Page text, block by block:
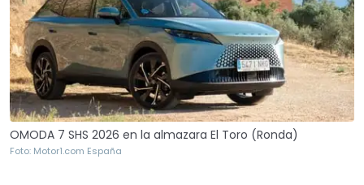
OMODA 7 SHS 2026 en la almazara El Toro (Ronda)
Foto: Motor1.com España